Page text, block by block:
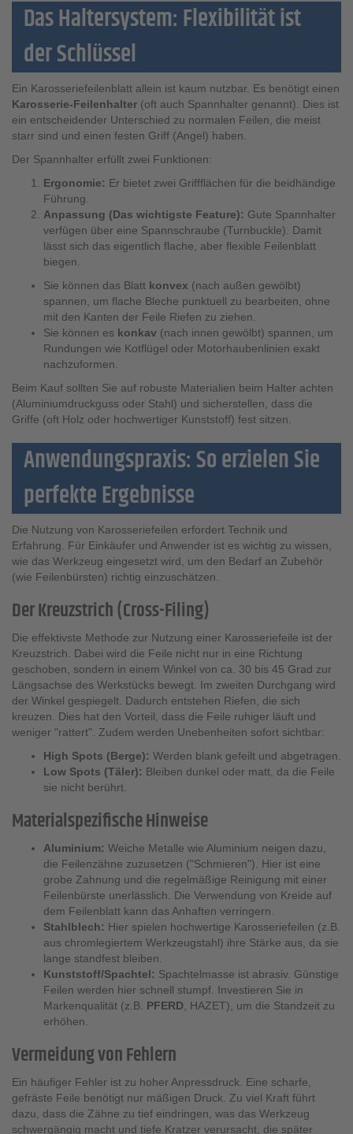
Das Haltersystem: Flexibilität ist
der Schlüssel
Ein Karosseriefeilenblatt allein ist kaum nutzbar. Es benötigt einen
Karosserie-Feilenhalter (oft auch Spannhalter genannt). Dies ist
ein entscheidender Unterschied zu normalen Feilen, die meist
starr sind und einen festen Griff (Angel) haben.
Der Spannhalter erfüllt zwei Funktionen:
Ergonomie: Er bietet zwei Griffflächen für die beidhändige
Führung.
Anpassung (Das wichtigste Feature): Gute Spannhalter
verfügen über eine Spannschraube (Turnbuckle). Damit
lässt sich das eigentlich flache, aber flexible Feilenblatt
biegen.
Sie können das Blatt konvex (nach außen gewölbt)
spannen, um flache Bleche punktuell zu bearbeiten, ohne
mit den Kanten der Feile Riefen zu ziehen.
Sie können es konkav (nach innen gewölbt) spannen, um
Rundungen wie Kotflügel oder Motorhaubenlinien exakt
nachzuformen.
Beim Kauf sollten Sie auf robuste Materialien beim Halter achten
(Aluminiumdruckguss oder Stahl) und sicherstellen, dass die
Griffe (oft Holz oder hochwertiger Kunststoff) fest sitzen.
Anwendungspraxis: So erzielen Sie
perfekte Ergebnisse
Die Nutzung von Karosseriefeilen erfordert Technik und
Erfahrung. Für Einkäufer und Anwender ist es wichtig zu wissen,
wie das Werkzeug eingesetzt wird, um den Bedarf an Zubehör
(wie Feilenbürsten) richtig einzuschätzen.
Der Kreuzstrich (Cross-Filing)
Die effektivste Methode zur Nutzung einer Karosseriefeile ist der
Kreuzstrich. Dabei wird die Feile nicht nur in eine Richtung
geschoben, sondern in einem Winkel von ca. 30 bis 45 Grad zur
Längsachse des Werkstücks bewegt. Im zweiten Durchgang wird
der Winkel gespiegelt. Dadurch entstehen Riefen, die sich
kreuzen. Dies hat den Vorteil, dass die Feile ruhiger läuft und
weniger "rattert". Zudem werden Unebenheiten sofort sichtbar:
High Spots (Berge): Werden blank gefeilt und abgetragen.
Low Spots (Täler): Bleiben dunkel oder matt, da die Feile
sie nicht berührt.
Materialspezifische Hinweise
Aluminium: Weiche Metalle wie Aluminium neigen dazu,
die Feilenzähne zuzusetzen ("Schmieren"). Hier ist eine
grobe Zahnung und die regelmäßige Reinigung mit einer
Feilenbürste unerlässlich. Die Verwendung von Kreide auf
dem Feilenblatt kann das Anhaften verringern.
Stahlblech: Hier spielen hochwertige Karosseriefeilen (z.B.
aus chromlegiertem Werkzeugstahl) ihre Stärke aus, da sie
lange standfest bleiben.
Kunststoff/Spachtel: Spachtelmasse ist abrasiv. Günstige
Feilen werden hier schnell stumpf. Investieren Sie in
Markenqualität (z.B. PFERD , HAZET), um die Standzeit zu
erhöhen.
Vermeidung von Fehlern
Ein häufiger Fehler ist zu hoher Anpressdruck. Eine scharfe,
gefräste Feile benötigt nur mäßigen Druck. Zu viel Kraft führt
dazu, dass die Zähne zu tief eindringen, was das Werkzeug
schwergängig macht und tiefe Kratzer verursacht, die später